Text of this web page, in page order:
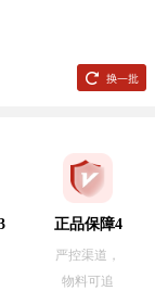
正品保障4
严控渠道，
物料可追